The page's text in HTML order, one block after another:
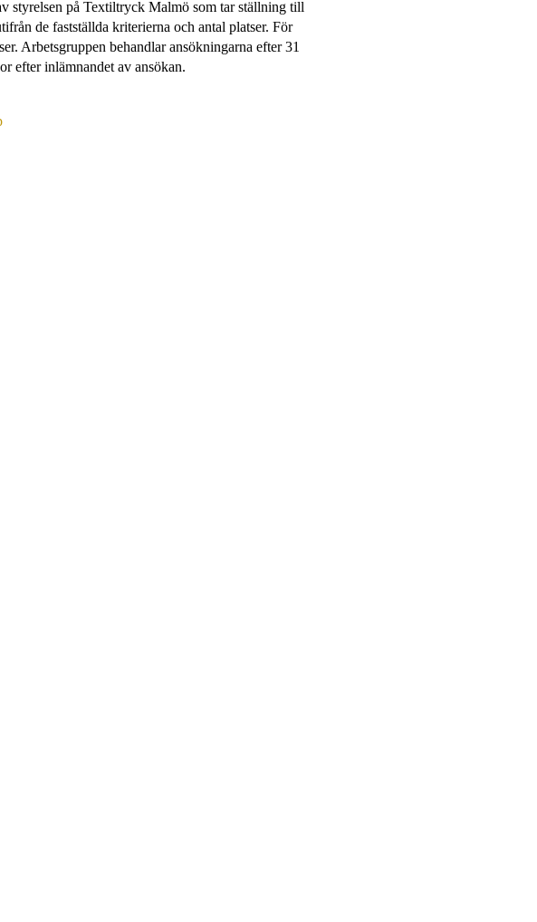
styrelsen på Textiltryck Malmö som tar ställning till
de fastställda kriterierna och antal platser. För
Arbetsgruppen behandlar ansökningarna efter 31
efter inlämnandet av ansökan.